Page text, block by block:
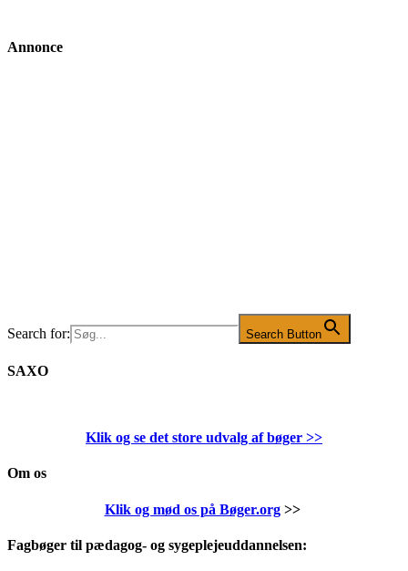
Annonce
Search for: Search Button
SAXO
Klik og se det store udvalg af bøger >>
Om os
Klik og mød os på Bøger.org>>
Fagbøger til pædagog- og sygeplejeuddannelsen: